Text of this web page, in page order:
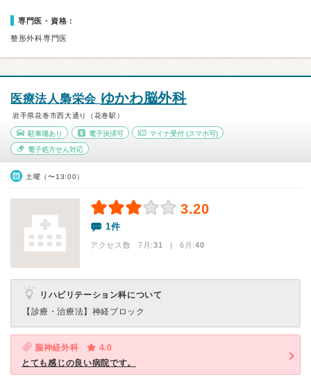
専門医・資格：
整形外科専門医
医療法人梟栄会 ゆかわ脳外科
岩手県花巻市西大通り（花巻駅）
駐車場あり 電子決済可 マイナ受付 (スマホ可)
電子処方せん対応
土曜（〜13:00）
3.20
1件
アクセス数 7月:31 | 6月:40
リハビリテーション科について
【診療・治療法】 神経ブロック
脳神経外科
4.0
とても感じの良い病院です。